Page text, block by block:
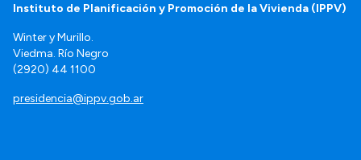
Instituto de Planificación y Promoción de la Vivienda (IPPV)
Winter y Murillo.
Viedma. Río Negro
(2920) 44 1100
presidencia@ippv.gob.ar